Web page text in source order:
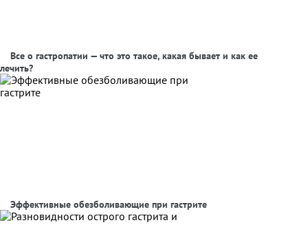
Все о гастропатии — что это такое, какая бывает и как ее
лечить?
Эффективные обезболивающие при гастрите